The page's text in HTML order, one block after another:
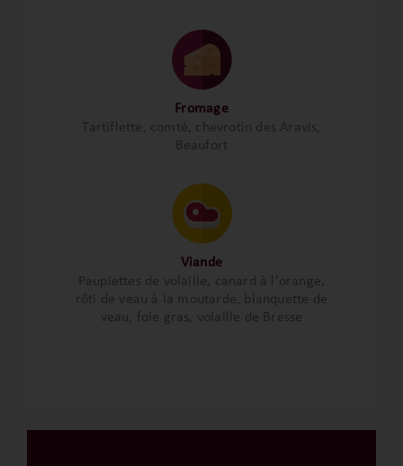
Fromage
Tartiflette, comté, chevrotin des Aravis,
Beaufort
Viande
Paupiettes de volaille, canard à l'orange,
rôti de veau à la moutarde, blanquette de
veau, foie gras, volaille de Bresse